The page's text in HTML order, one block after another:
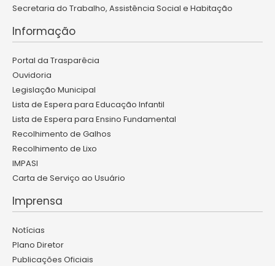
Secretaria do Trabalho, Assistência Social e Habitação
Informação
Portal da Trasparêcia
Ouvidoria
Legislação Municipal
Lista de Espera para Educação Infantil
Lista de Espera para Ensino Fundamental
Recolhimento de Galhos
Recolhimento de Lixo
IMPASI
Carta de Serviço ao Usuário
Imprensa
Notícias
Plano Diretor
Publicações Oficiais